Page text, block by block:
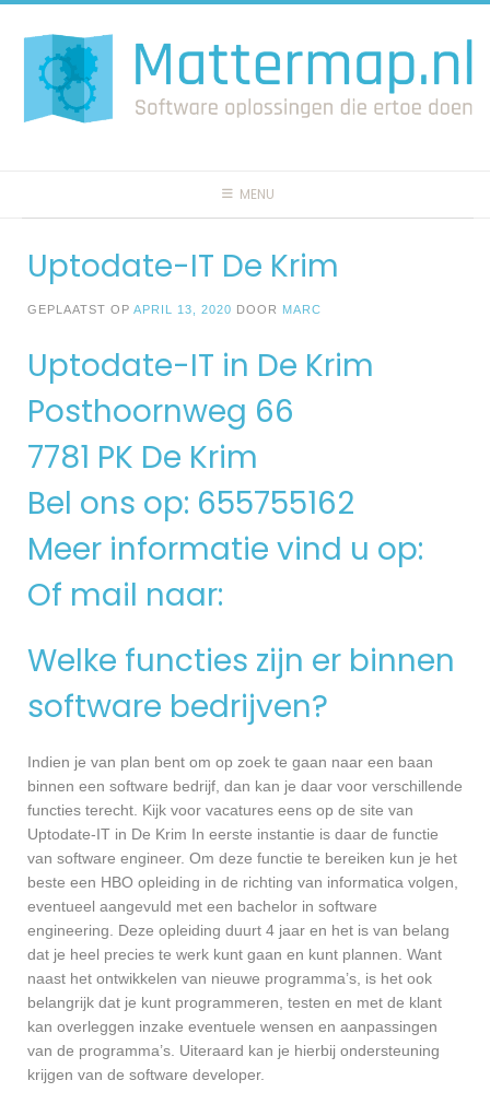
naar
inhoud
MENU
Uptodate-IT De Krim
GEPLAATST OP APRIL 13, 2020 DOOR MARC
Uptodate-IT in De Krim
Posthoornweg 66
7781 PK De Krim
Bel ons op: 655755162
Meer informatie vind u op:
Of mail naar:
Welke functies zijn er binnen
software bedrijven?
Indien je van plan bent om op zoek te gaan naar een baan
binnen een software bedrijf, dan kan je daar voor verschillende
functies terecht. Kijk voor vacatures eens op de site van
Uptodate-IT in De Krim In eerste instantie is daar de functie
van software engineer. Om deze functie te bereiken kun je het
beste een HBO opleiding in de richting van informatica volgen,
eventueel aangevuld met een bachelor in software
engineering. Deze opleiding duurt 4 jaar en het is van belang
dat je heel precies te werk kunt gaan en kunt plannen. Want
naast het ontwikkelen van nieuwe programma’s, is het ook
belangrijk dat je kunt programmeren, testen en met de klant
kan overleggen inzake eventuele wensen en aanpassingen
van de programma’s. Uiteraard kan je hierbij ondersteuning
krijgen van de software developer.